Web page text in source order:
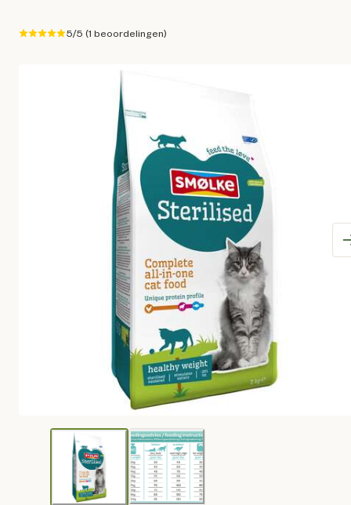
5/5 (1 beoordelingen)